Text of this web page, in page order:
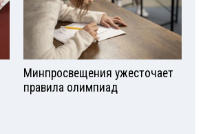
Минпросвещения ужесточает
правила олимпиад